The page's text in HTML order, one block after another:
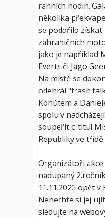
ranních hodin.
několika
se podařilo získat
zahraničních
jako je například
Everts či Jago
Na místě se
odehrál "trash
Kohútem a
spolu v
soupeřit o titul
Republiky ve třídě
Organizátoři
nadupaný
11.11.2023 opět v
Nenechte si jej
sledujte na